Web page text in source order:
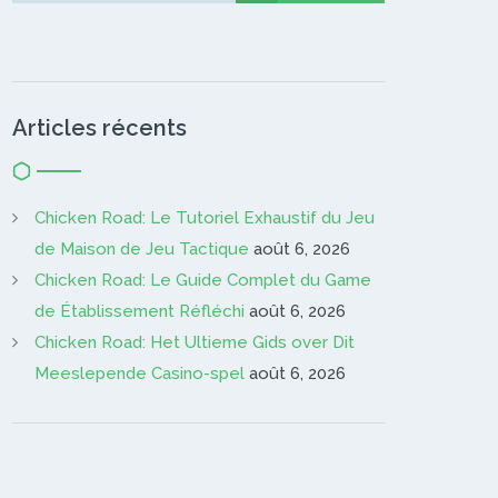
Articles récents
Chicken Road: Le Tutoriel Exhaustif du Jeu
de Maison de Jeu Tactique août 6, 2026
Chicken Road: Le Guide Complet du Game
de Établissement Réfléchi août 6, 2026
Chicken Road: Het Ultieme Gids over Dit
Meeslepende Casino-spel août 6, 2026